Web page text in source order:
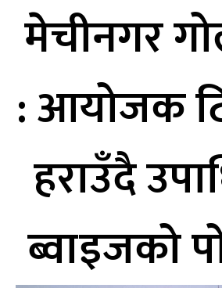
मेचीनगर
: आयोजक
हराउँदै
ब्वाइजको